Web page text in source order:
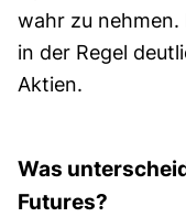
wahr zu nehmen.
in der Regel
Aktien.
Was
Futures?